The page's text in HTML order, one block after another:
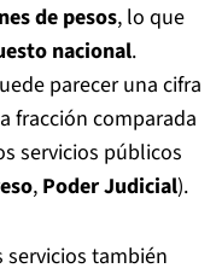
de pesos, lo que
nacional.
parecer una cifra
fracción comparada
servicios públicos
, Poder Judicial).
también